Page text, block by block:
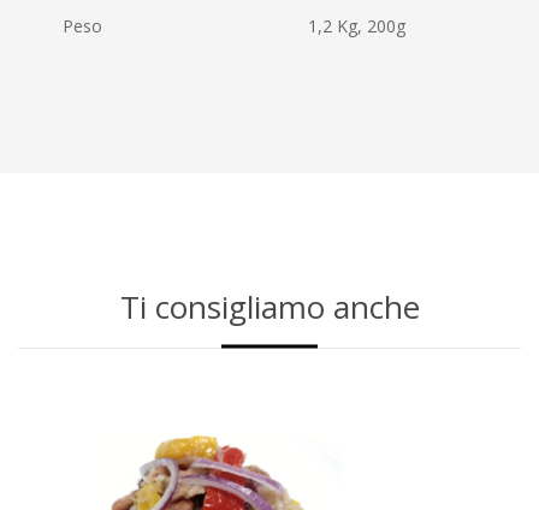
Peso 1,2 Kg, 200g
Ti consigliamo anche